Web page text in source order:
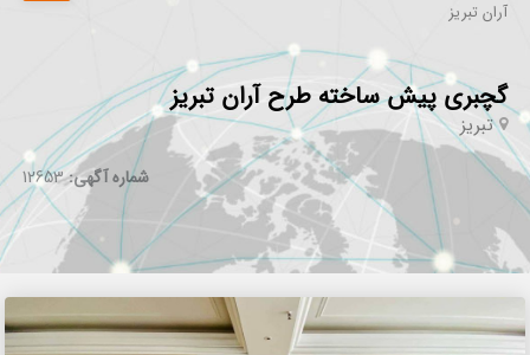
آران تبریز
گچبری پیش ساخته طرح آران تبریز
تبریز
شماره آگهی:12653